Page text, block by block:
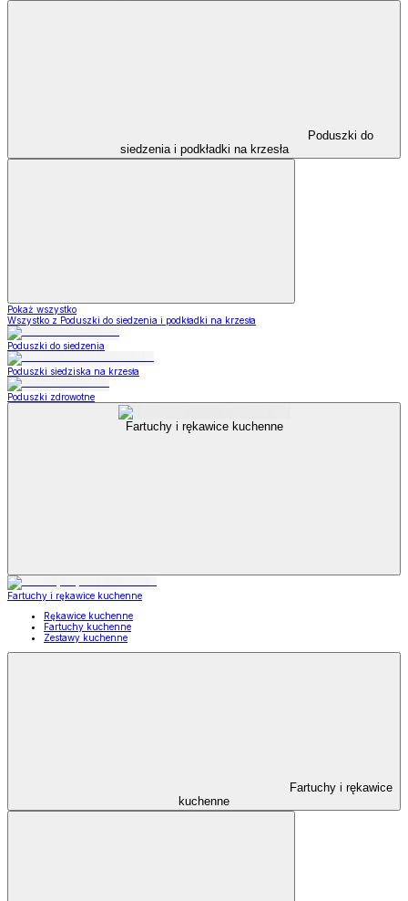
Poduszki do
siedzenia i podkładki na krzesła
Pokaż wszystko
Wszystko z Poduszki do siedzenia i podkładki na krzesła
Poduszki do siedzenia
Poduszki siedziska na krzesła
Poduszki zdrowotne
Fartuchy i rękawice kuchenne
Fartuchy i rękawice kuchenne
Rękawice kuchenne
Fartuchy kuchenne
Zestawy kuchenne
Fartuchy i rękawice
kuchenne